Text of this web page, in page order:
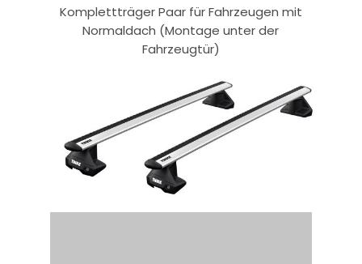
Komplettträger Paar für Fahrzeugen mit
Normaldach (Montage unter der
Fahrzeugtür)